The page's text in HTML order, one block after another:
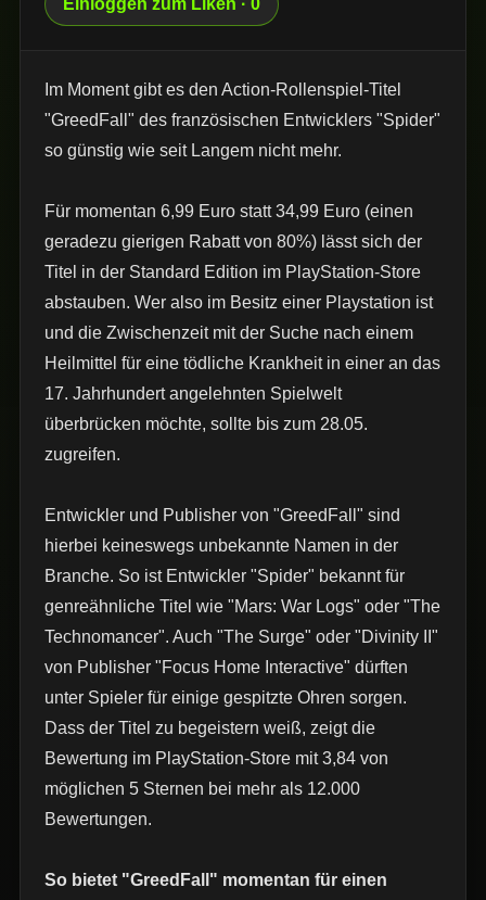
Einloggen zum Liken · 0
Im Moment gibt es den Action-Rollenspiel-Titel
"GreedFall" des französischen Entwicklers "Spider"
so günstig wie seit Langem nicht mehr.
Für momentan 6,99 Euro statt 34,99 Euro (einen
geradezu gierigen Rabatt von 80%) lässt sich der
Titel in der Standard Edition im PlayStation-Store
abstauben. Wer also im Besitz einer Playstation ist
und die Zwischenzeit mit der Suche nach einem
Heilmittel für eine tödliche Krankheit in einer an das
17. Jahrhundert angelehnten Spielwelt
überbrücken möchte, sollte bis zum 28.05.
zugreifen.
Entwickler und Publisher von "GreedFall" sind
hierbei keineswegs unbekannte Namen in der
Branche. So ist Entwickler "Spider" bekannt für
genreähnliche Titel wie "Mars: War Logs" oder "The
Technomancer". Auch "The Surge" oder "Divinity II"
von Publisher "Focus Home Interactive" dürften
unter Spieler für einige gespitzte Ohren sorgen.
Dass der Titel zu begeistern weiß, zeigt die
Bewertung im PlayStation-Store mit 3,84 von
möglichen 5 Sternen bei mehr als 12.000
Bewertungen.
So bietet "GreedFall" momentan für einen